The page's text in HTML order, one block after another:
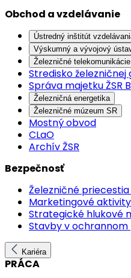
Obchod a vzdelávanie
Ústredný inštitút
Výskumný a vývojový
Železničné
Stredisko
Správa majetku ŽSR
Železničná energetika
Železničné múzeum SR
Mostný obvod
CLaO
Archív ŽSR
Bezpečnosť
Železničné
Marketingové aktivity
Strategické hlukové
Stavby v
Kariéra
PRÁCA